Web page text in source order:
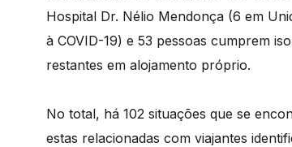
Hospital Dr. Nélio Mendonça (6 em
à COVID-19) e 53 pessoas cumprem
restantes em alojamento próprio.
No total, há 102 situações que se
estas relacionadas com viajantes